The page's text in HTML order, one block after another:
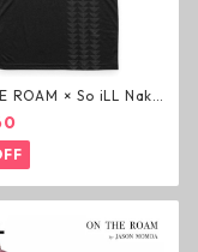
ROAM × So iLL Nako
ャツ ウルフブラック
ーム ジェイソンモモ
ビンテージ加工